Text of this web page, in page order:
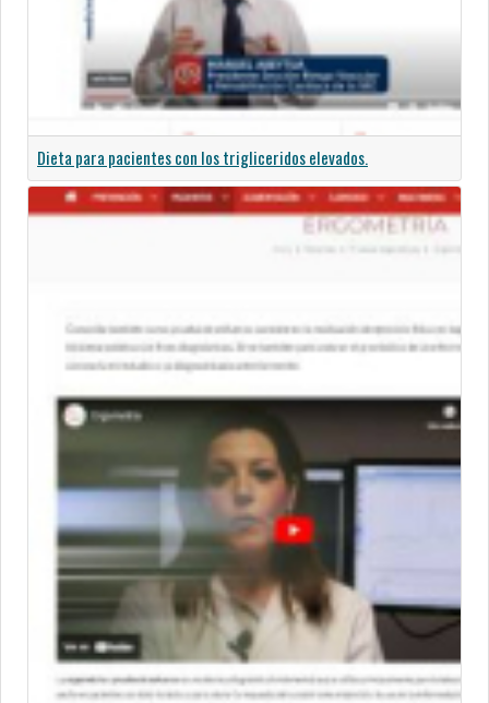
Dieta para pacientes con los trigliceridos elevados.